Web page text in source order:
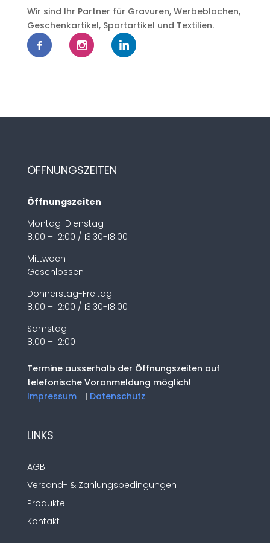
Wir sind Ihr Partner für Gravuren, Werbeblachen,
Geschenkartikel, Sportartikel und Textilien.
ÖFFNUNGSZEITEN
Öffnungszeiten
Montag-Dienstag
8.00 – 12:00 / 13.30-18.00
Mittwoch
Geschlossen
Donnerstag-Freitag
8.00 – 12:00 / 13.30-18.00
Samstag
8.00 – 12:00
Termine ausserhalb der Öffnungszeiten auf
telefonische Voranmeldung möglich!
Impressum
| Datenschutz
LINKS
AGB
Versand- & Zahlungsbedingungen
Produkte
Kontakt